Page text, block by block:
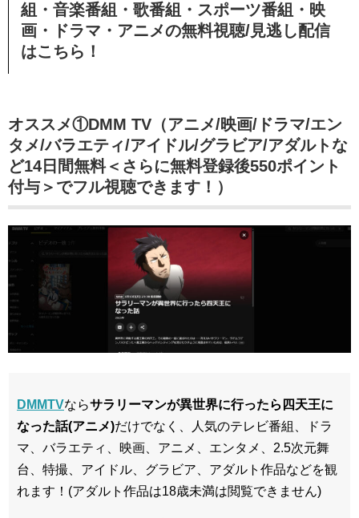
組・音楽番組・歌番組・スポーツ番組・映
画・ドラマ・アニメの無料視聴/見逃し配信
はこちら！
オススメ①DMM TV（アニメ/映画/ドラマ/エン
タメ/バラエティ/アイドル/グラビア/アダルトな
ど14日間無料＜さらに無料登録後550ポイント
付与＞でフル視聴できます！）
DMMTVならサラリーマンが異世界に行ったら四天王に
なった話(アニメ)だけでなく、人気のテレビ番組、ドラ
マ、バラエティ、映画、アニメ、エンタメ、2.5次元舞
台、特撮、アイドル、グラビア、アダルト作品などを観
れます！(アダルト作品は18歳未満は閲覧できません)